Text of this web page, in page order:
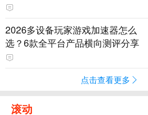
2026多设备玩家游戏加速器怎么
选？6款全平台产品横向测评分享
点击查看更多
滚动